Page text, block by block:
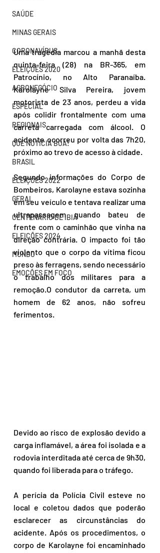
SAÚDE
MINAS GERAIS
CORONAVÍRUS
ELEIÇÕES 2020
AGRONEGÓCIO
ESPECIAL
REGIONAIS
QUE NOTÍCIA BOA!
BRASIL
ELEIÇÕES 2022
GERAL
CENTENÁRIO DE IBIÁ
ELEIÇÕES 2024
MUNDO
EMOÇÕES EM FOCO
Uma tragédia marcou a manhã desta
quinta-feira (28) na BR-365, em
Patrocínio, no Alto Paranaíba.
Karolayne Silva Pereira, jovem
motorista de 23 anos, perdeu a vida
após colidir frontalmente com uma
carreta carregada com álcool. O
acidente ocorreu por volta das 7h20,
próximo ao trevo de acesso à cidade.
Segundo informações do Corpo de
Bombeiros, Karolayne estava sozinha
em seu veículo e tentava realizar uma
ultrapassagem quando bateu de
frente com o caminhão que vinha na
direção contrária. O impacto foi tão
violento que o corpo da vítima ficou
preso às ferragens, sendo necessário
o trabalho dos militares para a
remoção.O condutor da carreta, um
homem de 62 anos, não sofreu
ferimentos.
Devido ao risco de explosão devido a
carga inflamável, a área foi isolada e a
rodovia interditada até cerca de 9h30,
quando foi liberada para o tráfego.
A perícia da Polícia Civil esteve no
local e coletou dados que poderão
esclarecer as circunstâncias do
acidente. Após os procedimentos, o
corpo de Karolayne foi encaminhado